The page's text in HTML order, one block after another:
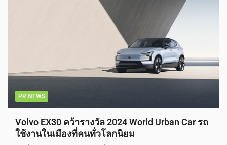
PR NEWS
Volvo EX30 คว้ารางวัล 2024 World Urban Car รถ
ใช้งานในเมืองที่คนทั่วโลกนิยม